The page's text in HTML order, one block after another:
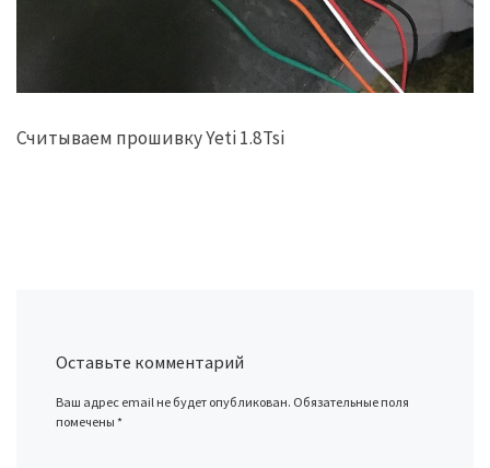
Считываем прошивку Yeti 1.8Tsi
Оставьте комментарий
Ваш адрес email не будет опубликован. Обязательные поля
помечены*